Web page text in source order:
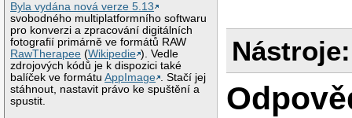
Byla vydána nová verze 5.13
svobodného multiplatformního softwaru
pro konverzi a zpracování digitálních
fotografií primárně ve formátů RAW
RawTherapee (Wikipedie ). Vedle
zdrojových kódů je k dispozici také
balíček ve formátuAppImage . Stačí jej
stáhnout, nastavit právo ke spuštění a
spustit.
Nástroje: